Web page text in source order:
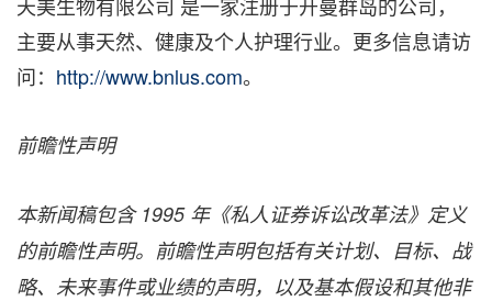
主要从事天然、健康及个人护理行业。更多信息请访
问： http://www.bnlus.com。
前瞻性声明
本新闻稿包含 1995 年《私人证券诉讼改革法》定义
的前瞻性声明。前瞻性声明包括有关计划、目标、战
略、未来事件或业绩的声明，以及基本假设和其他非